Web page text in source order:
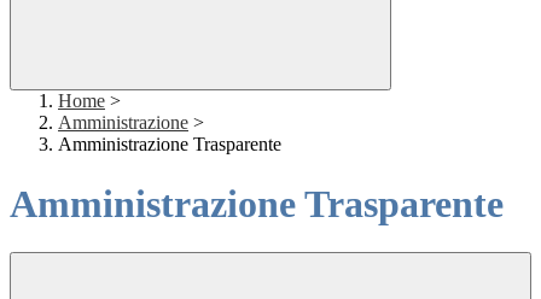
Home >
Amministrazione >
Amministrazione Trasparente
Amministrazione Trasparente